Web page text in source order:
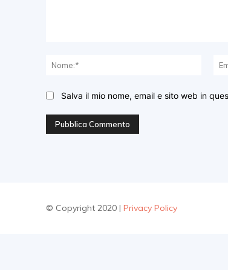
Nome:*
Salva il mio nome, email e sito web in
© Copyright 2020 | Privacy Policy